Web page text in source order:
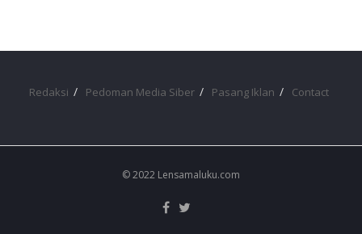
Redaksi Pedoman Media Siber Pasang Iklan Contact
© 2022 Lensamaluku.com